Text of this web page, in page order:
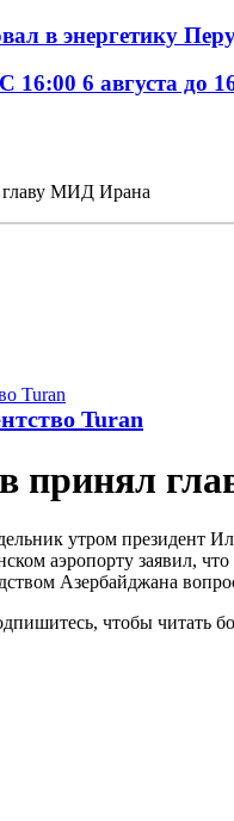
в энергетику
16:00 6 августа до
МИД Ирана
Turan
принял
утром президент
аэропорту заявил,
Азербайджана
чтобы читать